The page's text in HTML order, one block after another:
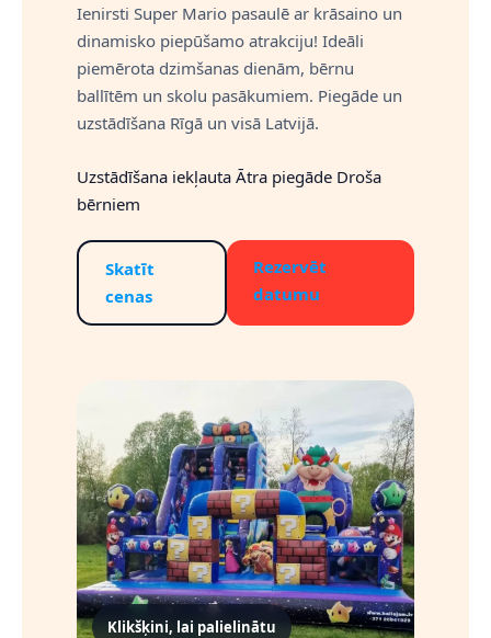
Ienirsti Super Mario pasaulē ar krāsaino un
dinamisko piepūšamo atrakciju! Ideāli
piemērota dzimšanas dienām, bērnu
ballītēm un skolu pasākumiem. Piegāde un
uzstādīšana Rīgā un visā Latvijā.
Uzstādīšana iekļauta Ātra piegāde Droša
bērniem
Skatīt
cenas
Rezervēt
datumu
Klikšķini, lai palielinātu